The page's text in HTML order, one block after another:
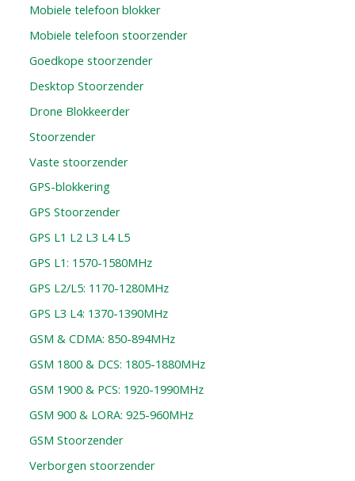
Mobiele telefoon blokker
Mobiele telefoon stoorzender
Goedkope stoorzender
Desktop Stoorzender
Drone Blokkeerder
Stoorzender
Vaste stoorzender
GPS-blokkering
GPS Stoorzender
GPS L1 L2 L3 L4 L5
GPS L1: 1570-1580MHz
GPS L2/L5: 1170-1280MHz
GPS L3 L4: 1370-1390MHz
GSM & CDMA: 850-894MHz
GSM 1800 & DCS: 1805-1880MHz
GSM 1900 & PCS: 1920-1990MHz
GSM 900 & LORA: 925-960MHz
GSM Stoorzender
Verborgen stoorzender